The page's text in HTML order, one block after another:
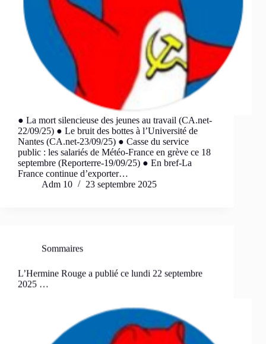
● La mort silencieuse des jeunes au travail (CA.net-
22/09/25) ● Le bruit des bottes à l’Université de
Nantes (CA.net-23/09/25) ● Casse du service
public : les salariés de Météo-France en grève ce 18
septembre (Reporterre-19/09/25) ● En bref-La
France continue d’exporter…
Adm 10
23 septembre 2025
Sommaires
L’Hermine Rouge a publié ce lundi 22 septembre
2025 …